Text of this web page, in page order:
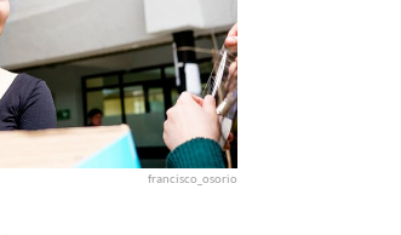
francisco_osorio